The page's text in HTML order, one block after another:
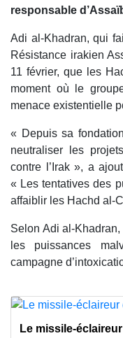
responsable
Adi al-Khadran, qui
Résistance irakien
11 février, que les
moment où le
menace existentielle
« Depuis sa
neutraliser les
contre l’Irak », a
« Les tentatives des
affaiblir les Hachd al-
Selon Adi al-
les puissances
campagne
Le missile-